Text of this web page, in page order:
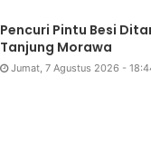
Pencuri Pintu Besi
Tanjung Morawa
Jumat, 7 Agustus 2026 -